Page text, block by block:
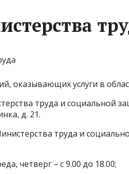
оказывающих услуги в
труда и социальной
д. 21.
труда и
четверг – с 9.00 до 18.00;